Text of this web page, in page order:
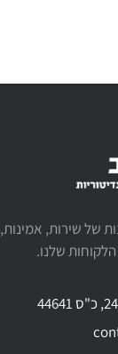
של שירות, אמינות,
הלקוחות שלנו.